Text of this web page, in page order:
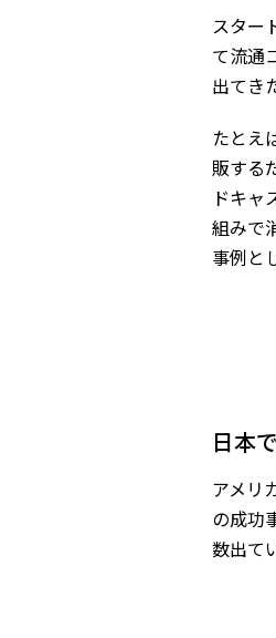
スター
て流通
出てき
たとえ
販する
ドキャ
組みで
事例と
――日
アメリ
の成功
数出て